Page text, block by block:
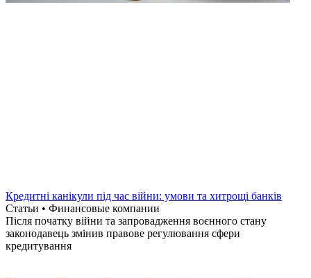
Кредитні канікули під час війни: умови та хитрощі банків
Статьи • Финансовые компании
Після початку війни та запровадження воєнного стану
законодавець змінив правове регулювання сфери
кредитування